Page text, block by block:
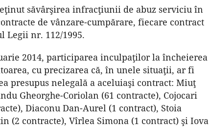
săvârşirea infracţiunii de abuz serviciu în
de vânzare-cumpărare, fiecare contract
Legii nr. 112/1995.
2014, participarea inculpaţilor la încheierea
cu precizarea că, în unele situaţii, ar fi
presupus nelegală a aceluiaşi contract: Miuţ
Gheorghe-Coriolan (61 contracte), Cojocari
Diaconu Dan-Aurel (1 contract), Stoia
(2 contracte), Vîrlea Simona (1 contract) şi Iova